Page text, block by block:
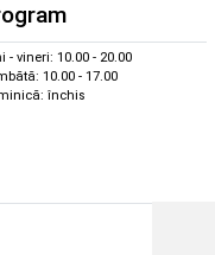
- vineri: 10.00 - 20.00
10.00 - 17.00
închis